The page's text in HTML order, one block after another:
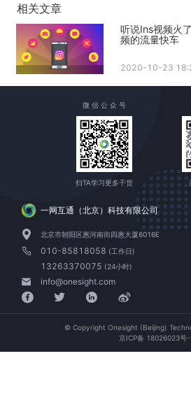
相关文章
听说Ins视频火
频的流量快车
2020-10-23
一网互通（北京）科技有限公司
北京市朝阳区惠河南街四惠大厦6016E
010-85818058 (工作日)
13263370075 (24小时)
info@onesight.com
微 信 公 众 号
扫TA学习更多干货
© Copyright Onesight (Beijing)
京ICP备 18026023号-